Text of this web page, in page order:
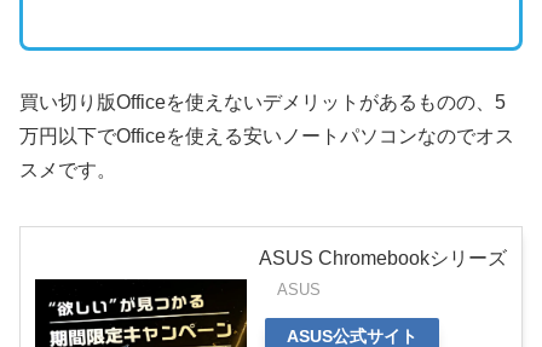
買い切り版Officeを使えないデメリットがあるものの、5
万円以下でOfficeを使える安いノートパソコンなのでオス
スメです。
ASUS Chromebookシリーズ
ASUS
ASUS公式サイト